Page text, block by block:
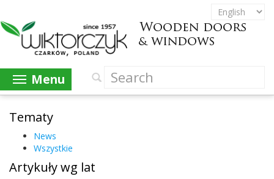
Menu
Tematy
News
Wszystkie
Artykuły wg lat